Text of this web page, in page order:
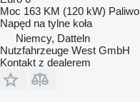
Moc 163 KM (120 kW) Paliwo
Napęd na tylne koła
Niemcy, Datteln
Nutzfahrzeuge West GmbH
Kontakt z dealerem